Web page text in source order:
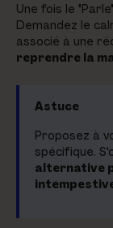
Une fois le
Demandez le
associé à une
reprendre la
Astuce
Proposez à
spécifique.
alternative